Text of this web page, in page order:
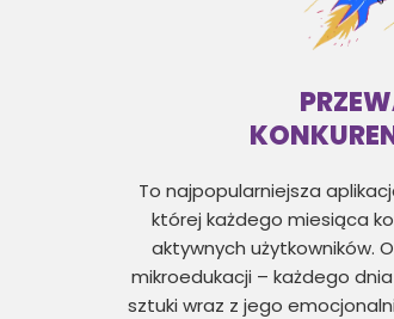
To najpopularniejsza
której każdego miesiąca
aktywnych użytkowników.
mikroedukacji – każdego
sztuki wraz z jego